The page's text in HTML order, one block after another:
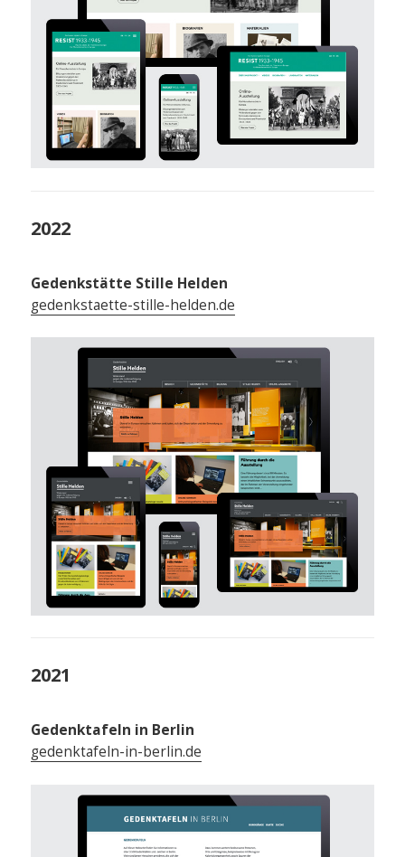
2022
Gedenkstätte Stille Helden
gedenkstaette-stille-helden.de
2021
Gedenktafeln in Berlin
gedenktafeln-in-berlin.de